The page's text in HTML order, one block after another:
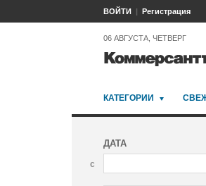
ВОЙТИ Регистрация
06 АВГУСТА, ЧЕТВЕРГ
КАТЕГОРИИ
ДАТА
с